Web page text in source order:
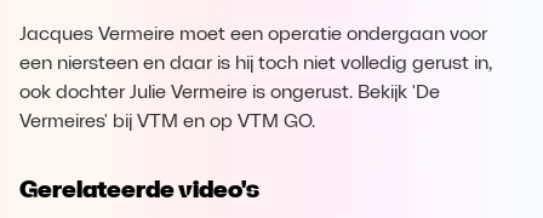
Jacques Vermeire moet een operatie ondergaan voor
een niersteen en daar is hij toch niet volledig gerust in,
ook dochter Julie Vermeire is ongerust. Bekijk 'De
Vermeires' bij VTM en op VTM GO.
Gerelateerde video's